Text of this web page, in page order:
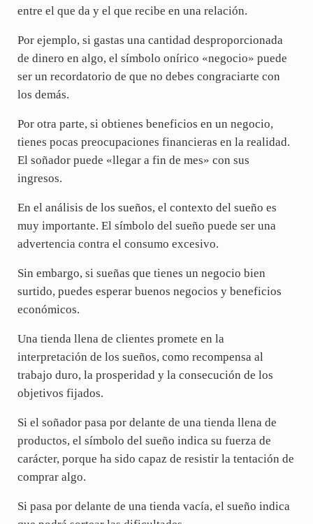
entre el que da y el que recibe en una relación.
Por ejemplo, si gastas una cantidad desproporcionada
de dinero en algo, el símbolo onírico «negocio» puede
ser un recordatorio de que no debes congraciarte con
los demás.
Por otra parte, si obtienes beneficios en un negocio,
tienes pocas preocupaciones financieras en la realidad.
El soñador puede «llegar a fin de mes» con sus
ingresos.
En el análisis de los sueños, el contexto del sueño es
muy importante. El símbolo del sueño puede ser una
advertencia contra el consumo excesivo.
Sin embargo, si sueñas que tienes un negocio bien
surtido, puedes esperar buenos negocios y beneficios
económicos.
Una tienda llena de clientes promete en la
interpretación de los sueños, como recompensa al
trabajo duro, la prosperidad y la consecución de los
objetivos fijados.
Si el soñador pasa por delante de una tienda llena de
productos, el símbolo del sueño indica su fuerza de
carácter, porque ha sido capaz de resistir la tentación de
comprar algo.
Si pasa por delante de una tienda vacía, el sueño indica